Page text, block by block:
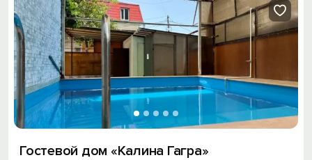
Гостевой дом «Калина Гагра»